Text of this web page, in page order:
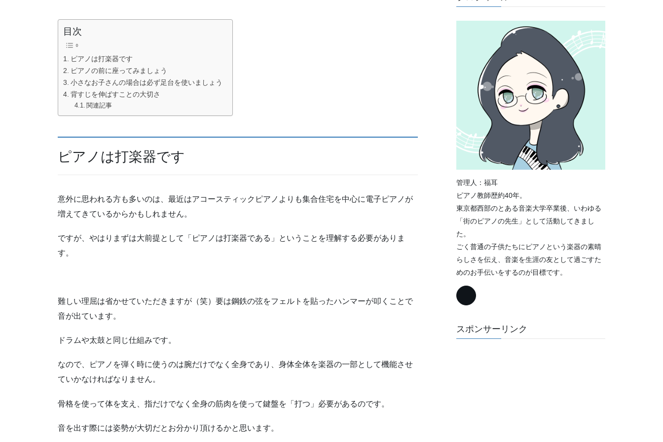
目次
ピアノは打楽器です
ピアノの前に座ってみましょう
小さなお子さんの場合は必ず足台を使いましょう
背すじを伸ばすことの大切さ
関連記事
ピアノは打楽器です
意外に思われる方も多いのは、最近はアコースティックピアノよりも集合住宅を中心に電子ピアノが
増えてきているからかもしれません。
ですが、やはりまずは大前提として「ピアノは打楽器である」ということを理解する必要がありま
す。
難しい理屈は省かせていただきますが（笑）要は鋼鉄の弦をフェルトを貼ったハンマーが叩くことで
音が出ています。
ドラムや太鼓と同じ仕組みです。
なので、ピアノを弾く時に使うのは腕だけでなく全身であり、身体全体を楽器の一部として機能させ
ていかなければなりません。
骨格を使って体を支え、指だけでなく全身の筋肉を使って鍵盤を「打つ」必要があるのです。
音を出す際には姿勢が大切だとお分かり頂けるかと思います。
管理人：福耳
ピアノ教師歴約40年。
東京都西部のとある音楽大学卒業後、いわゆる
「街のピアノの先生」として活動してきまし
た。
ごく普通の子供たちにピアノという楽器の素晴
らしさを伝え、音楽を生涯の友として過ごすた
めのお手伝いをするのが目標です。
スポンサーリンク